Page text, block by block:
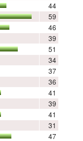
44
59
46
39
51
34
37
36
41
39
41
31
47